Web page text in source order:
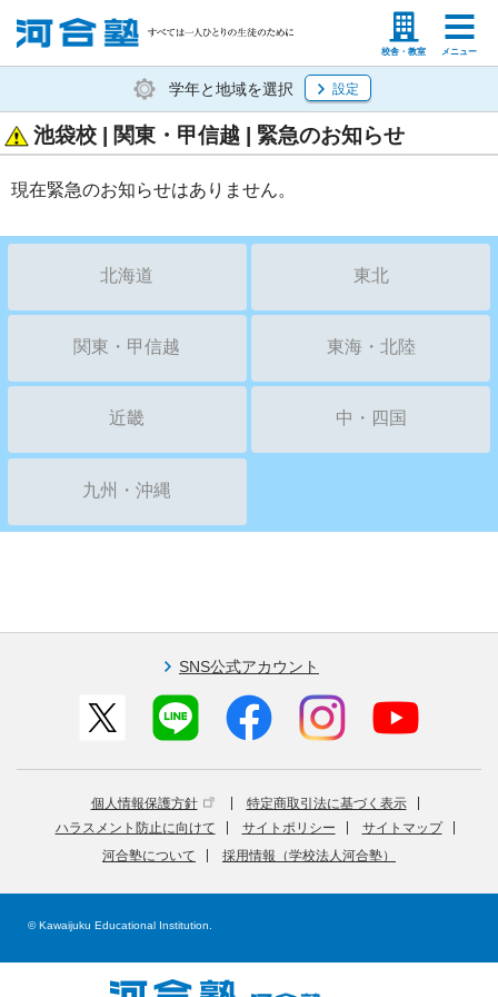
校舎・教室 メニュー
塾生の方 高等学校の先生
学年と地域を選択 設定
池袋校 | 関東・甲信越 | 緊急のお知らせ
現在緊急のお知らせはありません。
北海道 東北
関東・甲信越 東海・北陸
近畿 中・四国
九州・沖縄
SNS公式アカウント
個人情報保護方針
特定商取引法に基づく表示
ハラスメント防止に向けて
サイトポリシー
サイトマップ
河合塾について
採用情報（学校法人河合塾）
© Kawaijuku Educational Institution.